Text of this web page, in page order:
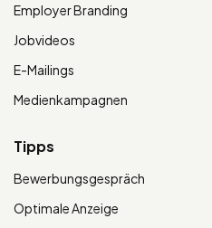
Employer Branding
Jobvideos
E-Mailings
Medienkampagnen
Tipps
Bewerbungsgespräch
Optimale Anzeige